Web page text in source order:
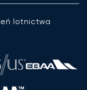
lotnictwa